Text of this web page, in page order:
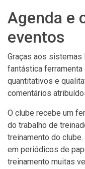
Agenda e
eventos
Graças aos sistemas
fantástica
quantitativos e
comentários
O clube recebe um
do trabalho de
treinamento do
em periódicos de
treinamento muitas